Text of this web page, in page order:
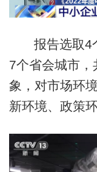
报告选取4
7个省会城市
象，对市场环
新环境、政策